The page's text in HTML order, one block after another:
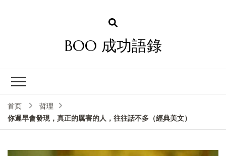
BOO 成功語錄
首页
哲理
你遲早會發現，真正的厲害的人，往往話不多（經典美文）